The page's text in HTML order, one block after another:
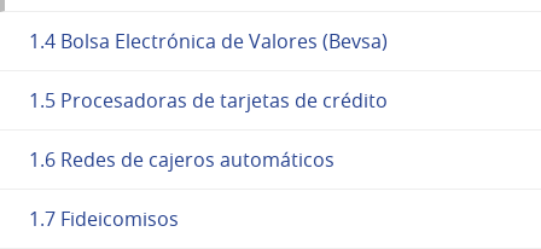
1.4 Bolsa Electrónica de Valores (Bevsa)
1.5 Procesadoras de tarjetas de crédito
1.6 Redes de cajeros automáticos
1.7 Fideicomisos